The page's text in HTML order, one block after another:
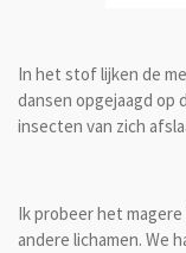
In het stof lijken de
dansen opgejaagd op
insecten van zich
Ik probeer het
andere lichamen. We